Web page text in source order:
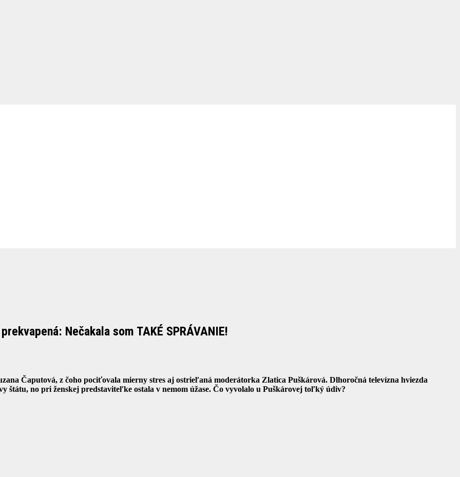
Nečakala som TAKÉ SPRÁVANIE!
Čaputová, z čoho pociťovala mierny stres aj ostrieľaná moderátorka Zlatica Puškárová. Dlhoročná televízna hviezda
štátu, no pri ženskej predstaviteľke ostala v nemom úžase. Čo vyvolalo u Puškárovej toľký údiv?